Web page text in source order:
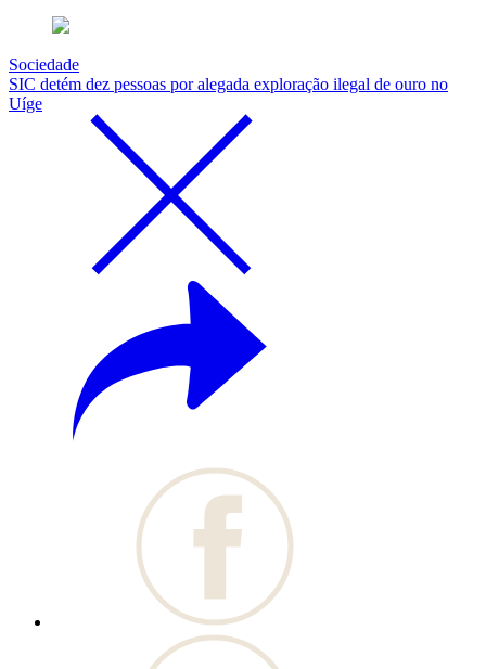
Sociedade
SIC detém dez pessoas por alegada exploração ilegal de ouro no
Uíge